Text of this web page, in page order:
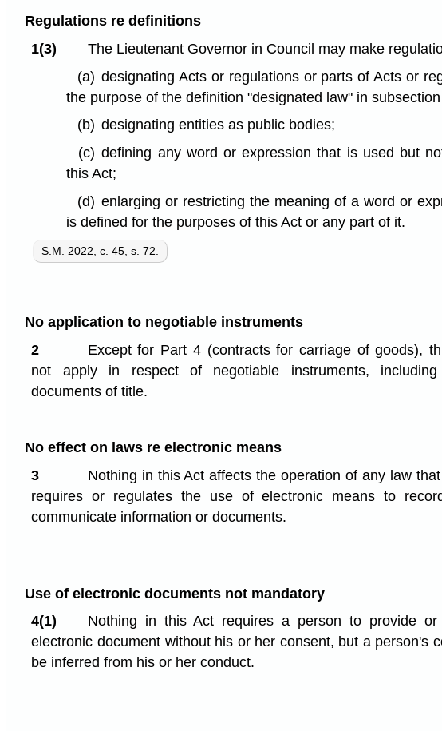
Regulations re definitions
1(3)
The Lieutenant Governor in Council may make
(a) designating Acts or regulations or parts of Acts or
the purpose of the definition "designated law" in
(b) designating entities as public bodies;
(c) defining any word or expression that is used but
this Act;
(d) enlarging or restricting the meaning of a word or
is defined for the purposes of this Act or any part of it.
S.M. 2022, c. 45, s. 72
No application to negotiable instruments
2
Except for Part 4 (contracts for carriage of goods),
not apply in respect of negotiable instruments, including
documents of title.
No effect on laws re electronic means
3
Nothing in this Act affects the operation of any law
requires or regulates the use of electronic means to
communicate information or documents.
Use of electronic documents not mandatory
4(1)
Nothing in this Act requires a person to provide or
electronic document without his or her consent, but a person's
be inferred from his or her conduct.